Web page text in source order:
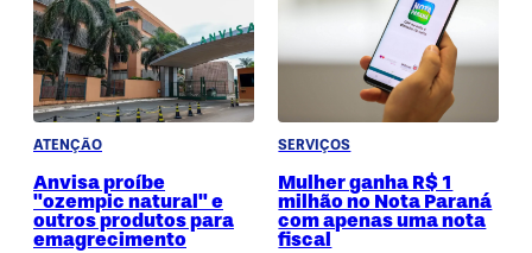
ATENÇÃO
Anvisa proíbe
"ozempic natural" e
outros produtos para
emagrecimento
SERVIÇOS
Mulher ganha R$ 1
milhão no Nota Paraná
com apenas uma nota
fiscal